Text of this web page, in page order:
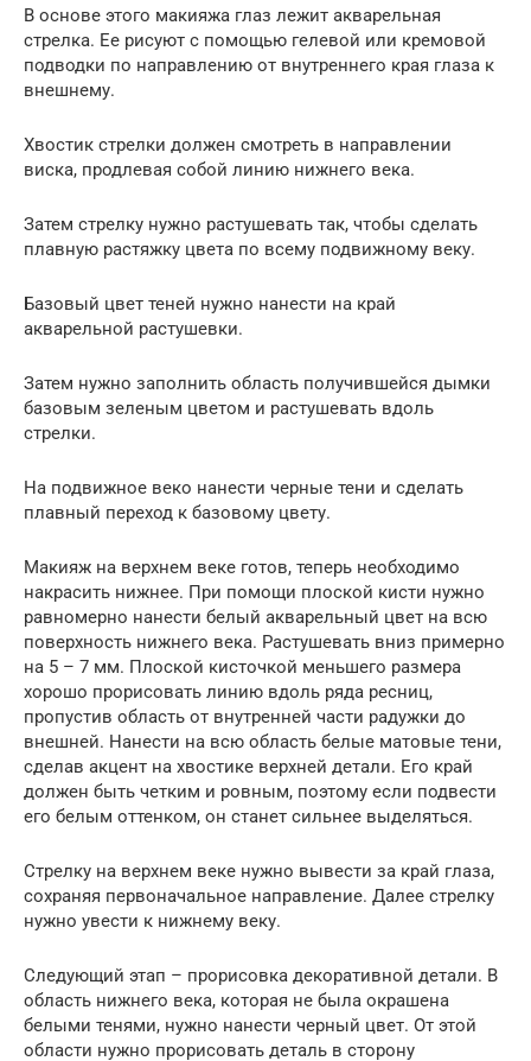
В основе этого макияжа глаз лежит акварельная
стрелка. Ее рисуют с помощью гелевой или кремовой
подводки по направлению от внутреннего края глаза к
внешнему.
Хвостик стрелки должен смотреть в направлении
виска, продлевая собой линию нижнего века.
Затем стрелку нужно растушевать так, чтобы сделать
плавную растяжку цвета по всему подвижному веку.
Базовый цвет теней нужно нанести на край
акварельной растушевки.
Затем нужно заполнить область получившейся дымки
базовым зеленым цветом и растушевать вдоль
стрелки.
На подвижное веко нанести черные тени и сделать
плавный переход к базовому цвету.
Макияж на верхнем веке готов, теперь необходимо
накрасить нижнее. При помощи плоской кисти нужно
равномерно нанести белый акварельный цвет на всю
поверхность нижнего века. Растушевать вниз примерно
на 5 – 7 мм. Плоской кисточкой меньшего размера
хорошо прорисовать линию вдоль ряда ресниц,
пропустив область от внутренней части радужки до
внешней. Нанести на всю область белые матовые тени,
сделав акцент на хвостике верхней детали. Его край
должен быть четким и ровным, поэтому если подвести
его белым оттенком, он станет сильнее выделяться.
Стрелку на верхнем веке нужно вывести за край глаза,
сохраняя первоначальное направление. Далее стрелку
нужно увести к нижнему веку.
Следующий этап – прорисовка декоративной детали. В
область нижнего века, которая не была окрашена
белыми тенями, нужно нанести черный цвет. От этой
области нужно прорисовать деталь в сторону